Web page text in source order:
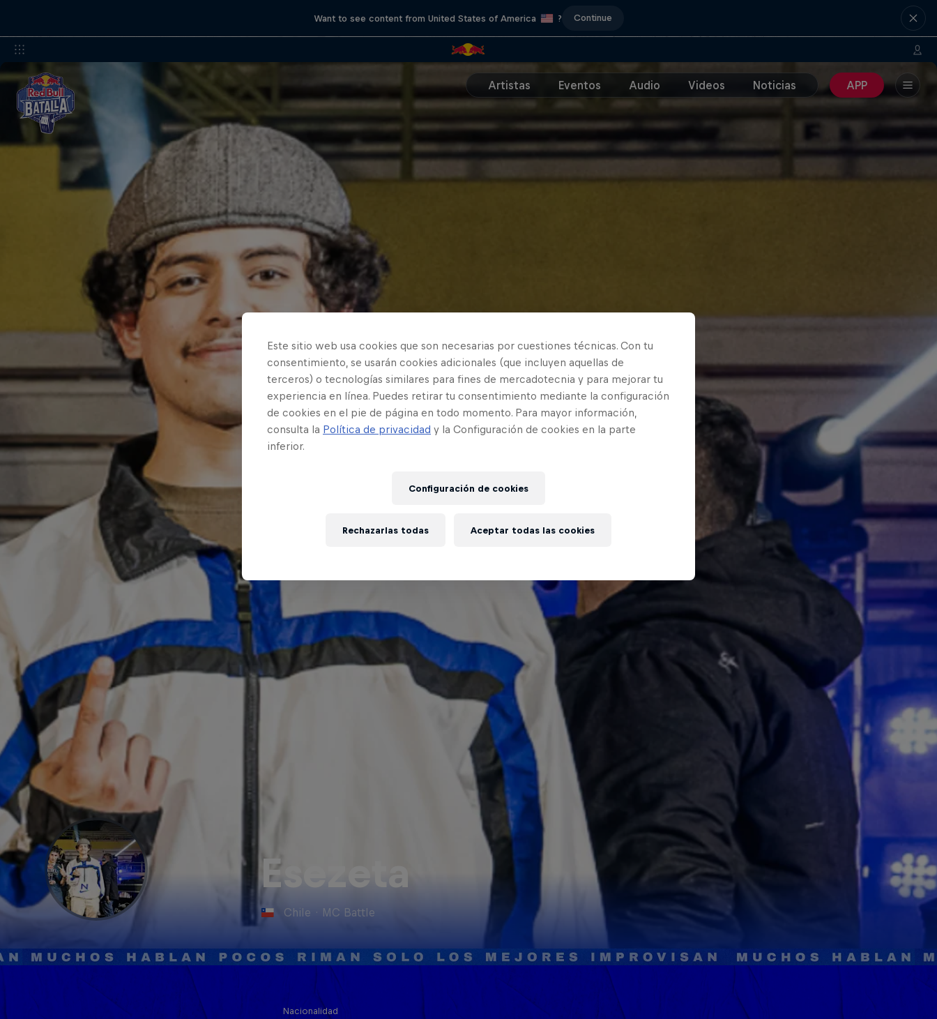
Want to see content from United States of America ? Continue
Artistas Eventos Audio Videos Noticias APP
Esezeta
Chile · MC Battle
Nacionalidad
Este sitio web usa cookies que son necesarias por cuestiones técnicas. Con tu
consentimiento, se usarán cookies adicionales (que incluyen aquellas de
terceros) o tecnologías similares para fines de mercadotecnia y para mejorar tu
experiencia en línea. Puedes retirar tu consentimiento mediante la configuración
de cookies en el pie de página en todo momento. Para mayor información,
consulta la Política de privacidad y la Configuración de cookies en la parte
inferior.
Configuración de cookies
Rechazarlas todas Aceptar todas las cookies